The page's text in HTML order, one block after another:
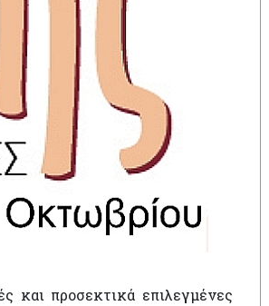
και προσεκτικά επιλεγμένες